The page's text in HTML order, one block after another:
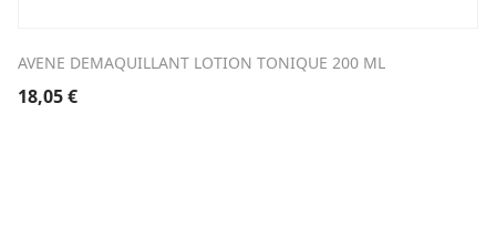
AVENE DEMAQUILLANT LOTION TONIQUE 200 ML
18,05€